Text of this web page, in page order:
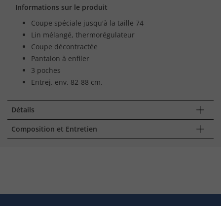
Informations sur le produit
Coupe spéciale jusqu'à la taille 74
Lin mélangé, thermorégulateur
Coupe décontractée
Pantalon à enfiler
3 poches
Entrej. env. 82-88 cm.
Détails
Composition et Entretien